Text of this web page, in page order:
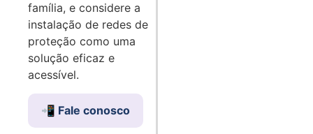
família, e considere a
instalação de redes de
proteção como uma
solução eficaz e
acessível.
📲 Fale conosco